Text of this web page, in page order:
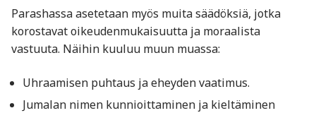
Parashassa asetetaan myös muita säädöksiä, jotka
korostavat oikeudenmukaisuutta ja moraalista
vastuuta. Näihin kuuluu muun muassa:
Uhraamisen puhtaus ja eheyden vaatimus.
Jumalan nimen kunnioittaminen ja kieltäminen